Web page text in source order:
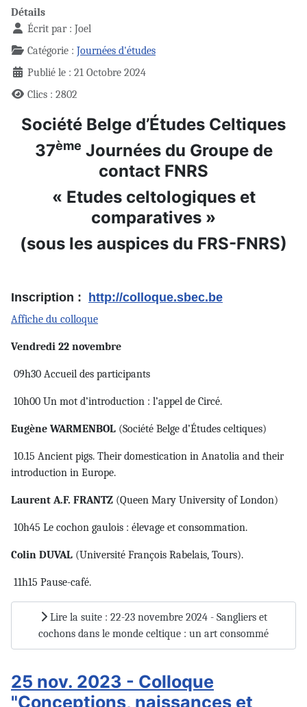
Détails
Écrit par : Joel
Catégorie : Journées d'études
Publié le : 21 Octobre 2024
Clics : 2802
Société Belge d’Études Celtiques
37ème Journées du Groupe de
contact FNRS
« Etudes celtologiques et
comparatives »
(sous les auspices du FRS-FNRS)
Inscription : http://colloque.sbec.be
Affiche du colloque
Vendredi 22 novembre
09h30 Accueil des participants
10h00 Un mot d’introduction : l’appel de Circé.
Eugène WARMENBOL (Société Belge d’Études celtiques)
10.15 Ancient pigs. Their domestication in Anatolia and their
introduction in Europe.
Laurent A.F. FRANTZ (Queen Mary University of London)
10h45 Le cochon gaulois : élevage et consommation.
Colin DUVAL (Université François Rabelais, Tours).
11h15 Pause-café.
Lire la suite : 22-23 novembre 2024 - Sangliers et
cochons dans le monde celtique : un art consommé
25 nov. 2023 - Colloque
"Conceptions, naissances et